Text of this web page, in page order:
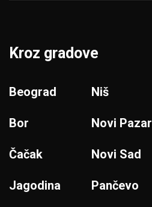
Kroz gradove
Beograd
Bor
Čačak
Jagodina
Niš
Novi Pazar
Novi Sad
Pančevo